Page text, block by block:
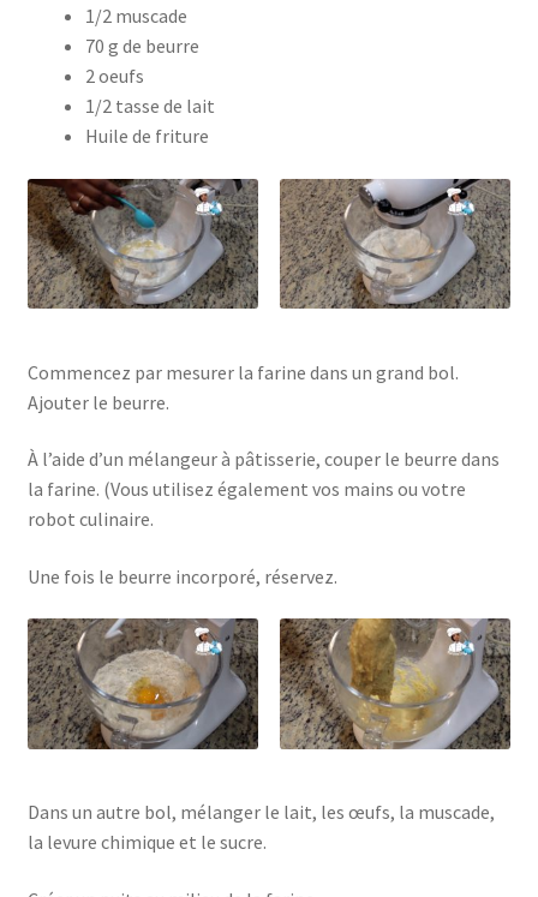
1/2 muscade
70 g de beurre
2 oeufs
1/2 tasse de lait
Huile de friture
Commencez par mesurer la farine dans un grand bol.
Ajouter le beurre.
À l’aide d’un mélangeur à pâtisserie, couper le beurre dans
la farine. (Vous utilisez également vos mains ou votre
robot culinaire.
Une fois le beurre incorporé, réservez.
Dans un autre bol, mélanger le lait, les œufs, la muscade,
la levure chimique et le sucre.